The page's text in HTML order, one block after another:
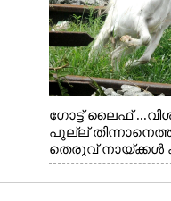
ഗോട്ട് ലൈഫ്
പുല്ല്
തെരുവ് നായ്ക്കൾ
വന്നതോടെ
ജീവന്